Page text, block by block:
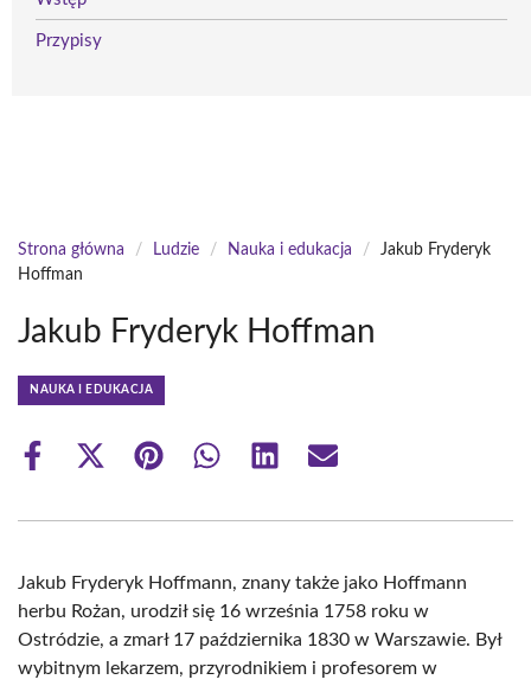
Przypisy
Strona główna / Ludzie / Nauka i edukacja /
Jakub Fryderyk
Hoffman
Jakub Fryderyk Hoffman
NAUKA I EDUKACJA
Share
Share
(Twitter)
Share Share Share Share
Jakub Fryderyk Hoffmann, znany także jako Hoffmann
herbu Rożan, urodził się 16 września 1758 roku w
Ostródzie, a zmarł 17 października 1830 w Warszawie. Był
wybitnym lekarzem, przyrodnikiem i profesorem w